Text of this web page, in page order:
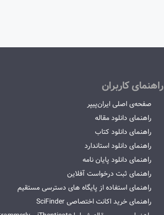
راهنمای کاربران
صفحه‌ی اصلی ایران‌پیپر
راهنمای دانلود مقاله
راهنمای دانلود کتاب
راهنمای دانلود استاندارد
راهنمای دانلود پایان نامه
راهنمای ثبت درخواست آفلاین
راهنمای استفاده از پایگاه های دسترسی مستقیم
راهنمای خرید اکانت اختصاصی SciFinder